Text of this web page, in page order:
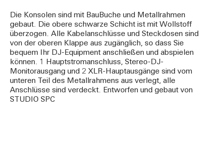
Die Konsolen sind mit BauBuche und Metallrahmen
gebaut. Die obere schwarze Schicht ist mit Wollstoff
überzogen. Alle Kabelanschlüsse und Steckdosen sind
von der oberen Klappe aus zugänglich, so dass Sie
bequem Ihr DJ-Equipment anschließen und abspielen
können. 1 Hauptstromanschluss, Stereo-DJ-
Monitorausgang und 2 XLR-Hauptausgänge sind vom
unteren Teil des Metallrahmens aus verlegt, alle
Anschlüsse sind verdeckt. Entworfen und gebaut von
STUDIO SPC